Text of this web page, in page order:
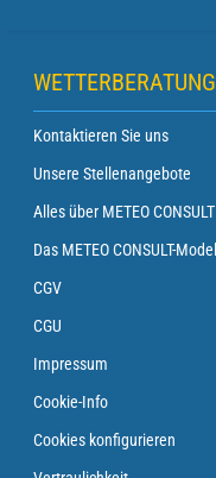
WETTERBERATUNG
Kontaktieren Sie uns
Unsere Stellenangebote
Alles über METEO CONSULT
Das METEO CONSULT-Modell
CGV
CGU
Impressum
Cookie-Info
Cookies konfigurieren